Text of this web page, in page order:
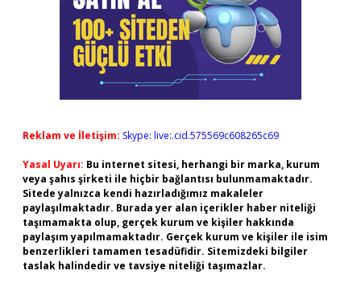
Reklam ve İletişim: Skype: live:.cid.575569c608265c69
Yasal Uyarı: Bu internet sitesi, herhangi bir marka, kurum
veya şahıs şirketi ile hiçbir bağlantısı bulunmamaktadır.
Sitede yalnızca kendi hazırladığımız makaleler
paylaşılmaktadır. Burada yer alan içerikler haber niteliği
taşımamakta olup, gerçek kurum ve kişiler hakkında
paylaşım yapılmamaktadır. Gerçek kurum ve kişiler ile isim
benzerlikleri tamamen tesadüfidir. Sitemizdeki bilgiler
taslak halindedir ve tavsiye niteliği taşımazlar.